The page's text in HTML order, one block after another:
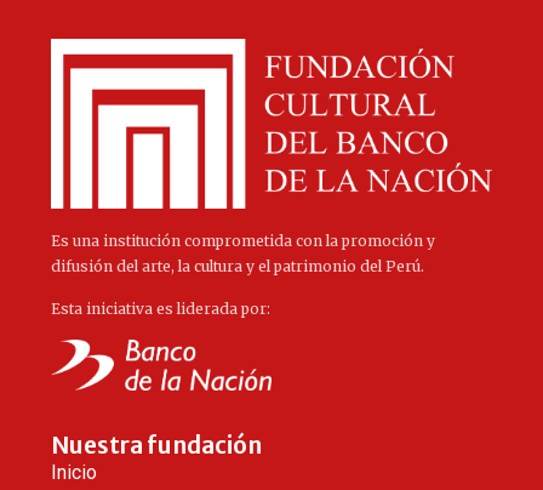
Es una institución comprometida con la promoción y
difusión del arte, la cultura y el patrimonio del Perú.
Esta iniciativa es liderada por:
Nuestra fundación
Inicio